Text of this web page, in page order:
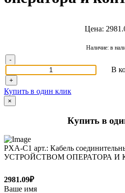
Цена:
Наличие: в
-
+
В
Купить в один клик
×
Купить в
PXA-C1 арт.: Кабель
УСТРОЙСТВОМ ОПЕРАТОРА И
2981.09₽
Ваше имя